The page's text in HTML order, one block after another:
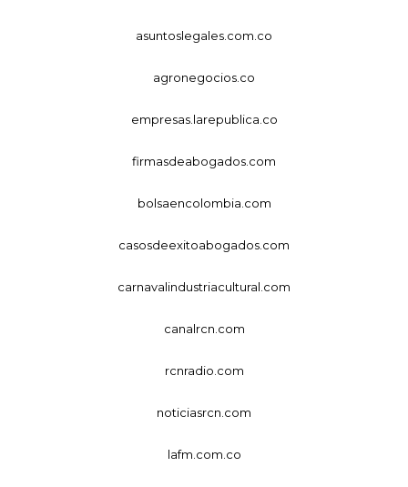
asuntoslegales.com.co
agronegocios.co
empresas.larepublica.co
firmasdeabogados.com
bolsaencolombia.com
casosdeexitoabogados.com
carnavalindustriacultural.com
canalrcn.com
rcnradio.com
noticiasrcn.com
lafm.com.co